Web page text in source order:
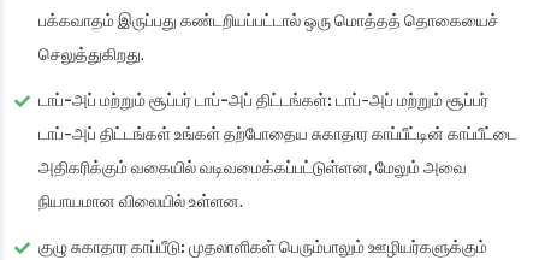
பக்கவாதம் இருப்பது கண்டறியப்பட்டால் ஒரு மொத்தத் தொகையைச்
செலுத்துகிறது.
டாப்-அப் மற்றும் சூப்பர் டாப்-அப் திட்டங்கள்: டாப்-அப் மற்றும் சூப்பர்
டாப்-அப் திட்டங்கள் உங்கள் தற்போதைய சுகாதார காப்பீட்டின் காப்பீட்டை
அதிகரிக்கும் வகையில் வடிவமைக்கப்பட்டுள்ளன, மேலும் அவை
நியாயமான விலையில் உள்ளன.
குழு சுகாதார காப்பீடு: முதலாளிகள் பெரும்பாலும் ஊழியர்களுக்கும்